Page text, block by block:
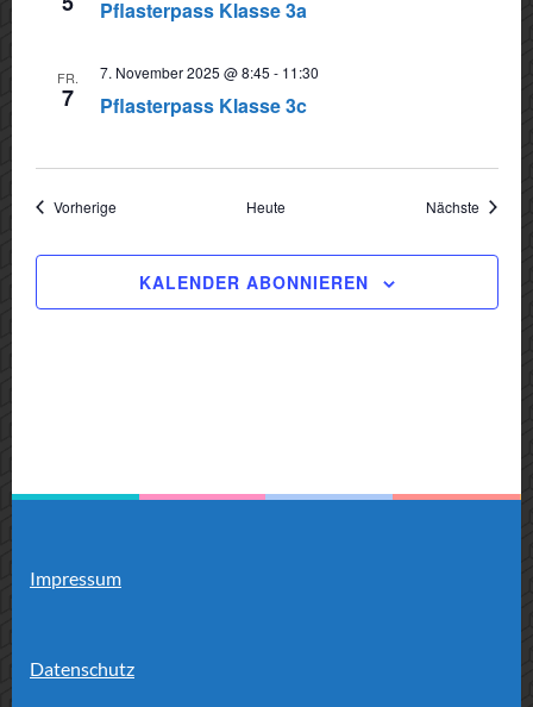
Pflasterpass Klasse 3a
FR.
7 Pflasterpass Klasse 3c
7. November 2025 @ 8:45 - 11:30
VorherigeVeranstaltungen Heute Nächste
KALENDER ABONNIEREN
Impressum
Datenschutz